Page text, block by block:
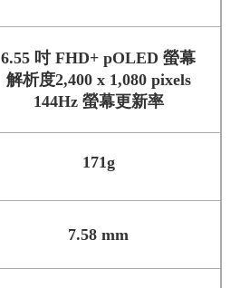
6.55 吋 FHD+ pOLED 螢幕
解析度2,400 x 1,080 pixels
144Hz 螢幕更新率
171g
7.58 mm